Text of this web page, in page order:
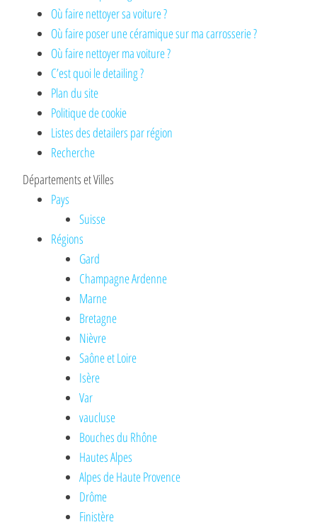
Où faire nettoyer sa voiture ?
Où faire poser une céramique sur ma carrosserie ?
Où faire nettoyer ma voiture ?
C’est quoi le detailing ?
Plan du site
Politique de cookie
Listes des detailers par région
Recherche
Départements et Villes
Pays
Suisse
Régions
Gard
Champagne Ardenne
Marne
Bretagne
Nièvre
Saône et Loire
Isère
Var
vaucluse
Bouches du Rhône
Hautes Alpes
Alpes de Haute Provence
Drôme
Finistère